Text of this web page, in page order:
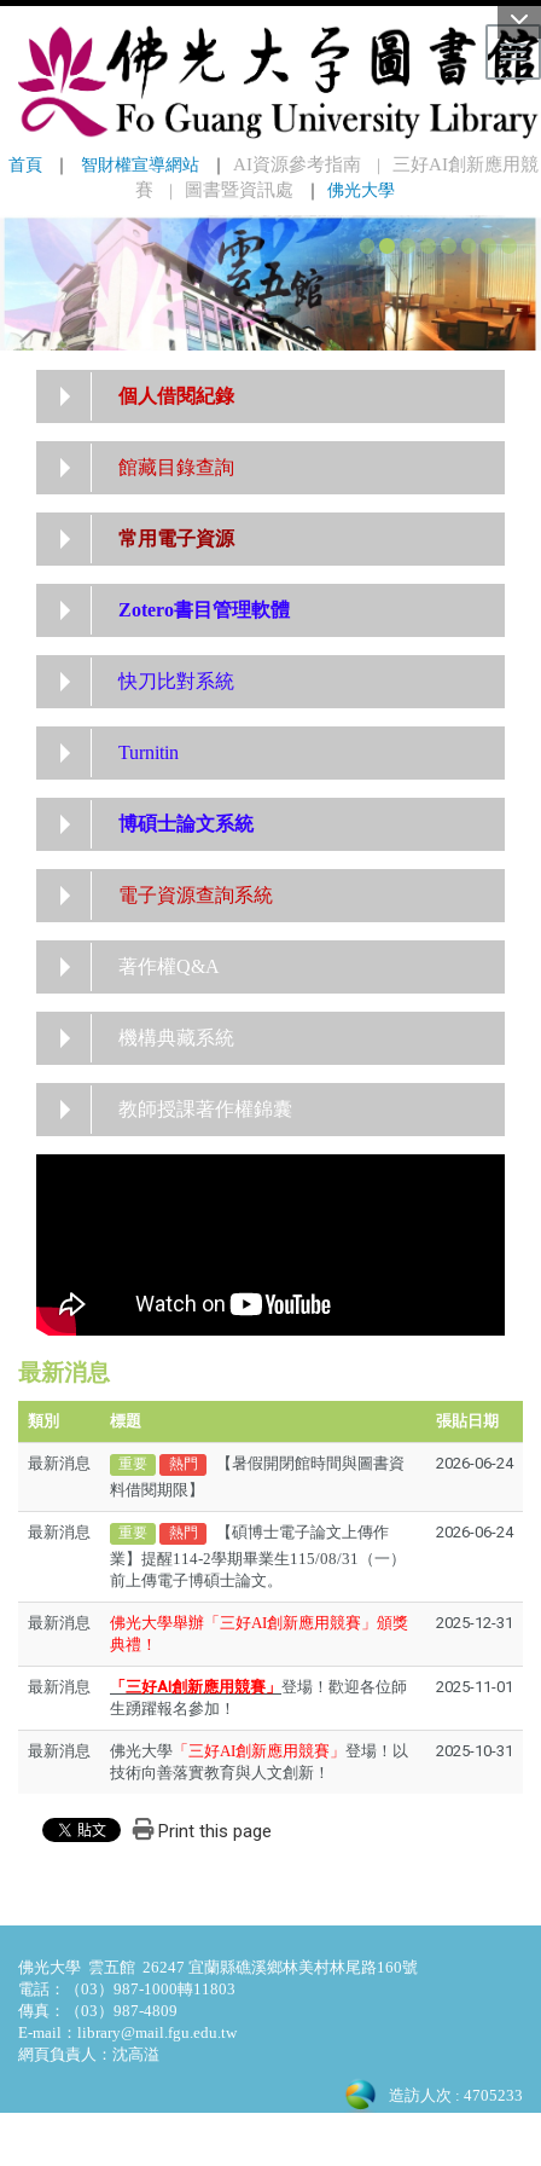
首頁 ｜ 智財權宣導網站 ｜ AI資源參考指南
三好AI創新應用競
賽
圖書暨資訊處 ｜ 佛光大學
個人借閱紀錄
館藏目錄查詢
常用電子資源
Zotero書目管理軟體
快刀比對系統
Turnitin
博碩士論文系統
電子資源查詢系統
著作權Q&A
機構典藏系統
教師授課著作權錦囊
最新消息
類別 標題 張貼日期
最新消息 重要 熱門
【暑假開閉館時間與圖書資
料借閱期限】
2026-06-24
最新消息 重要 熱門
【碩博士電子論文上傳作
業】提醒114-2學期畢業生115/08/31（一）
前上傳電子博碩士論文。
2026-06-24
最新消息
佛光大學舉辦「三好AI創新應用競賽」頒獎
典禮！
2025-12-31
最新消息 「三好AI創新應用競賽」 登場！歡迎各位師
生踴躍報名參加！
2025-11-01
最新消息 佛光大學 「三好AI創新應用競賽」 登場！以
技術向善落實教育與人文創新！
2025-10-31
Print this page
佛光大學 雲五館 26247 宜蘭縣礁溪鄉林美村林尾路160號
電話：（03）987-1000轉11803
傳真：（03）987-4809
E-mail：library@mail.fgu.edu.tw
網頁負責人：沈高溢
造訪人次 : 4705233